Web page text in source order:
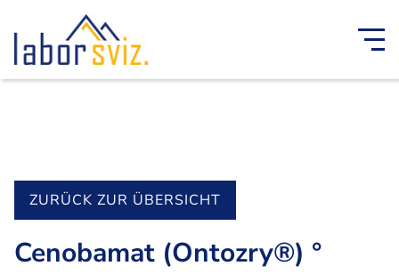
ZURÜCK ZUR ÜBERSICHT
Cenobamat (Ontozry®) °